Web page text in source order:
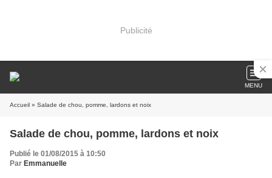
Publicité
MENU
Accueil » Salade de chou, pomme, lardons et noix
Salade de chou, pomme, lardons et noix
Publié le 01/08/2015 à 10:50
Par Emmanuelle